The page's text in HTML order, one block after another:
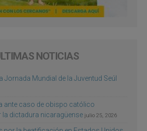
NOTICIAS
Jornada Mundial de la Juventud Seúl
ante caso de obispo católico
dictadura nicaragüense julio 25, 2026